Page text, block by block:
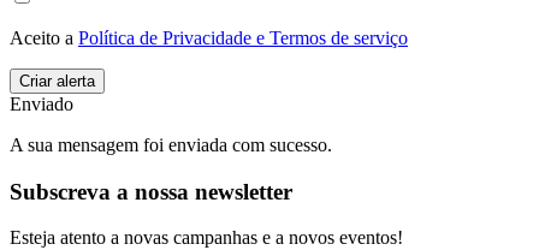
Aceito a Política de Privacidade e Termos de serviço
Enviado
A sua mensagem foi enviada com sucesso.
Subscreva a nossa newsletter
Esteja atento a novas campanhas e a novos eventos!